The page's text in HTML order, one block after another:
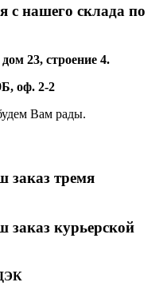
с нашего склада по
23, строение 4.
оф. 2-2
Вам рады.
заказ тремя
курьерской